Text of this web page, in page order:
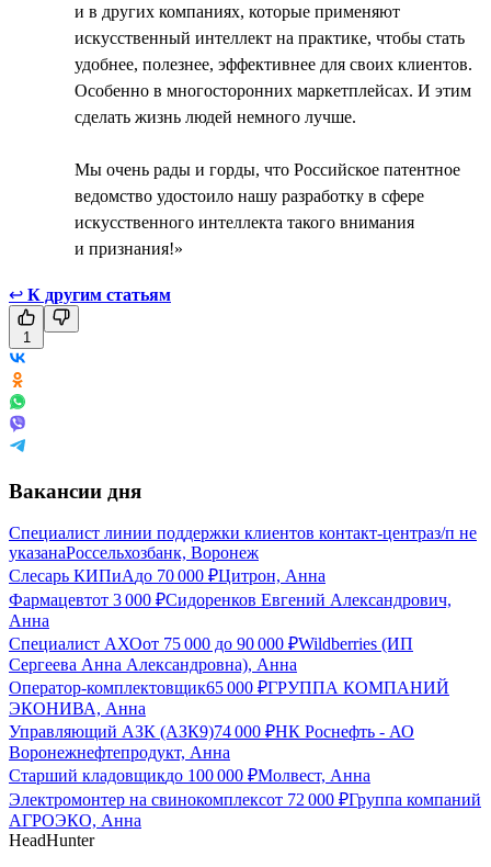
и в других компаниях, которые применяют
искусственный интеллект на практике, чтобы стать
удобнее, полезнее, эффективнее для своих клиентов.
Особенно в многосторонних маркетплейсах. И этим
сделать жизнь людей немного лучше.
Мы очень рады и горды, что Российское патентное
ведомство удостоило нашу разработку в сфере
искусственного интеллекта такого внимания
и признания!»
↩ К другим статьям
1
Вакансии дня
Специалист линии поддержки клиентов контакт-центраз/п не
указанаРоссельхозбанк, Воронеж
Слесарь КИПиАдо 70 000 ₽Цитрон, Анна
Фармацевтот 3 000 ₽Сидоренков Евгений Александрович,
Анна
Специалист АХОот 75 000 до 90 000 ₽Wildberries (ИП
Сергеева Анна Александровна), Анна
Оператор-комплектовщик65 000 ₽ГРУППА КОМПАНИЙ
ЭКОНИВА, Анна
Управляющий АЗК (АЗК9)74 000 ₽НК Роснефть - АО
Воронежнефтепродукт, Анна
Старший кладовщикдо 100 000 ₽Молвест, Анна
Электромонтер на свинокомплексот 72 000 ₽Группа компаний
АГРОЭКО, Анна
HeadHunter